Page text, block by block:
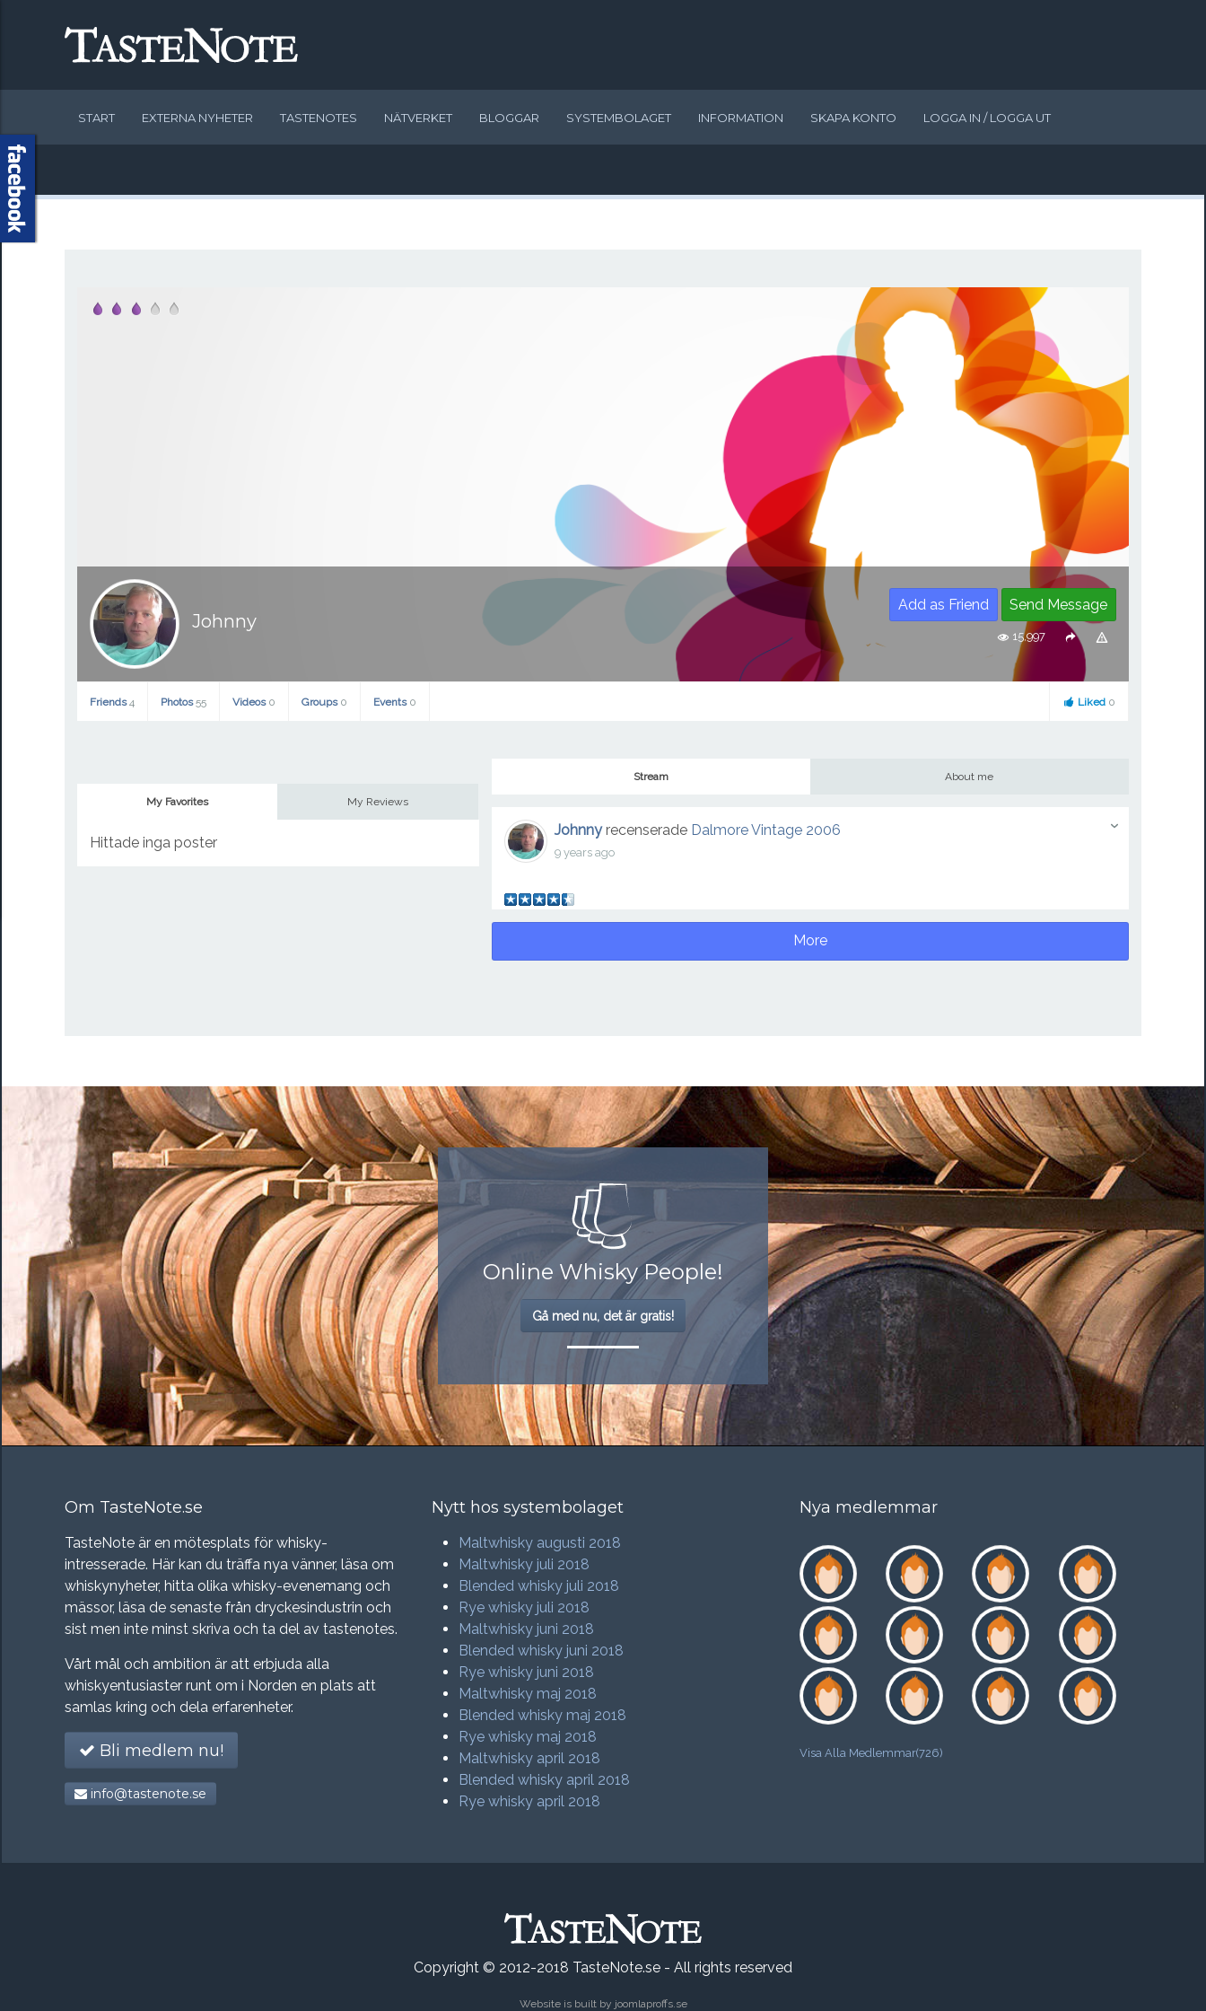
START EXTERNA NYHETER TASTENOTES NÄTVERKET BLOGGAR SYSTEMBOLAGET INFORMATION SKAPA KONTO LOGGA IN / LOGGA UT
Johnny
Add as Friend Send Message
15,997
Friends4 Photos55 Videos 0 Groups 0 Events 0 Liked 0
My Favorites My Reviews
Hittade inga poster
Stream About me
Johnnyrecenserade Dalmore Vintage 2006
9 years ago
More
Online Whisky People!
Gå med nu, det är gratis!
Om TasteNote.se
TasteNote är en mötesplats för whisky-
intresserade. Här kan du träffa nya vänner, läsa om
whiskynyheter, hitta olika whisky-evenemang och
mässor, läsa de senaste från dryckesindustrin och
sist men inte minst skriva och ta del av tastenotes.
Vårt mål och ambition är att erbjuda alla
whiskyentusiaster runt om i Norden en plats att
samlas kring och dela erfarenheter.
Bli medlem nu!
info@tastenote.se
Nytt hos systembolaget
Maltwhisky augusti 2018
Maltwhisky juli 2018
Blended whisky juli 2018
Rye whisky juli 2018
Maltwhisky juni 2018
Blended whisky juni 2018
Rye whisky juni 2018
Maltwhisky maj 2018
Blended whisky maj 2018
Rye whisky maj 2018
Maltwhisky april 2018
Blended whisky april 2018
Rye whisky april 2018
Nya medlemmar
Visa Alla Medlemmar(726)
Copyright © 2012-2018 TasteNote.se - All rights reserved
Website is built by joomlaproffs.se